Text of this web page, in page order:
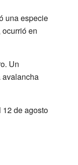
una especie
en
Un
avalancha
de agosto